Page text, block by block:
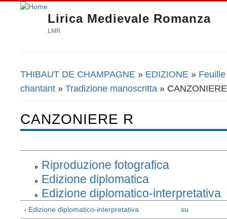
Lirica Medievale Romanza
LMR
Tu sei qui
THIBAUT DE CHAMPAGNE » EDIZIONE »
chantant » Tradizione manoscritta »
CANZONIERE R
Riproduzione fotografica
Edizione diplomatica
Edizione diplomatico-interpretativa
‹ Edizione diplomatico-interpretativa su